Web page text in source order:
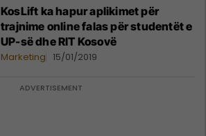
KosLift ka hapur aplikimet për
trajnime online falas për studentët e
UP-së dhe RIT Kosovë
Marketing 15/01/2019